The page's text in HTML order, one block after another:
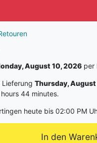
August 10, 2026 per
Thursday,
44 minutes.
heute bis 02:00 PM
In den